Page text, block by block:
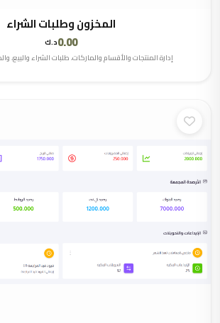
المخزون وطلبات الشراء
0.00د.ك
إدارة المنتجات والأقسام والماركات، طلبات الشراء والبيع،